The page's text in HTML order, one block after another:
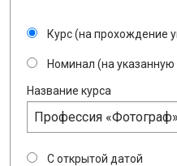
Курс (на прохождение
Номинал (на
Название курса
С открытой датой